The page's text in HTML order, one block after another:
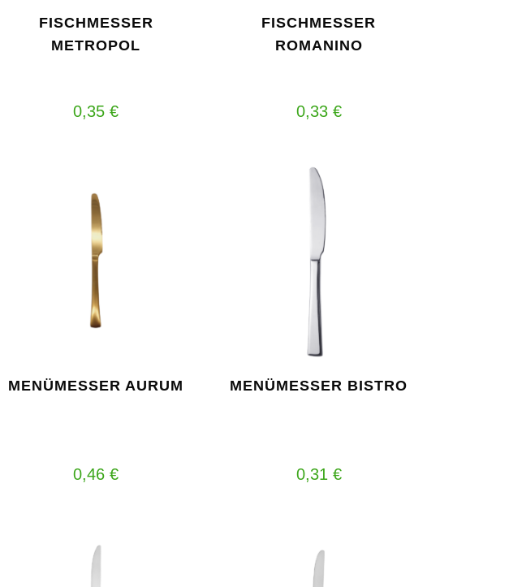
FISCHMESSER
METROPOL
0,35€
FISCHMESSER
ROMANINO
0,33 €
MENÜMESSER AURUM
0,46€
MENÜMESSER BISTRO
0,31 €